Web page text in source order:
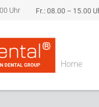
Uhr Fr.: 08.00 – 15.00
Home